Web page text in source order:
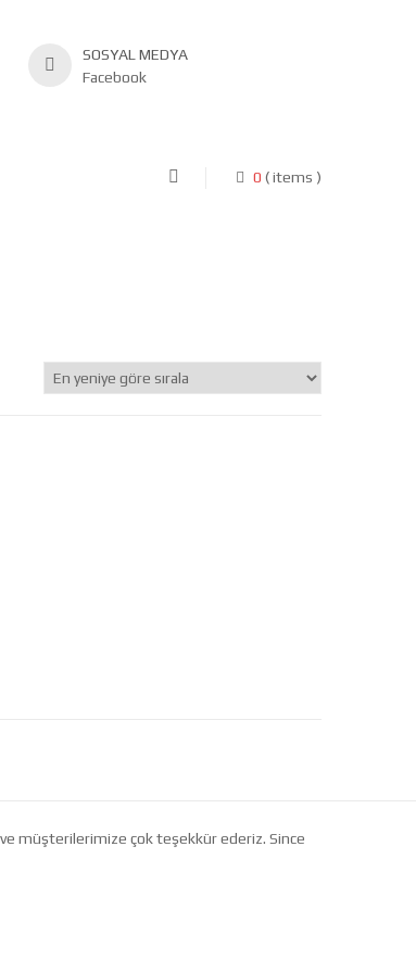
SOSYAL MEDYA
Facebook
0 ( items )
ve müşterilerimize çok teşekkür ederiz. Since